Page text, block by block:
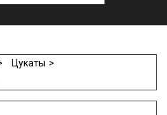
Цукаты